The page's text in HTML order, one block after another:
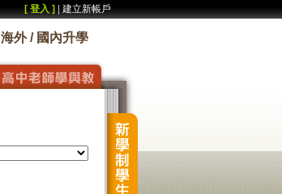
[ 登入 ] 建立新帳戶
海外 / 國內升學